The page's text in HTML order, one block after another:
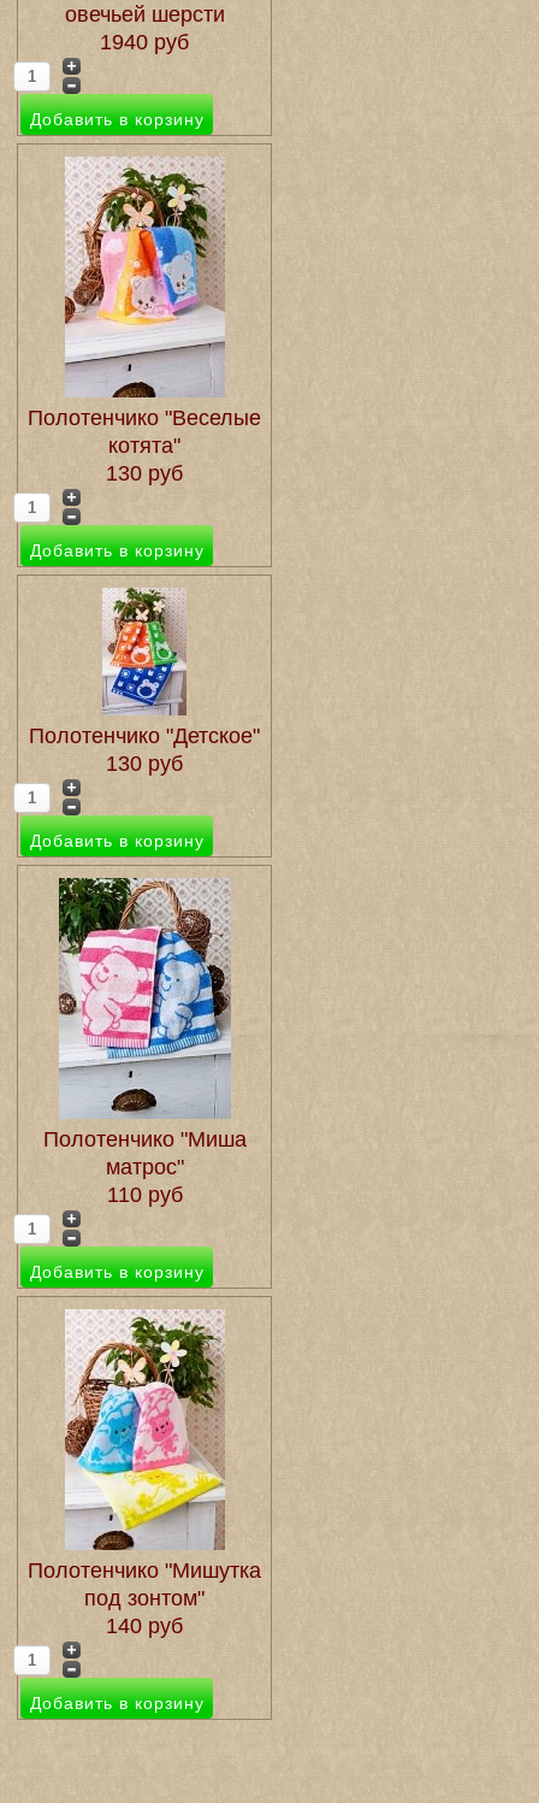
овечьей шерсти
1940 руб
Полотенчико "Веселые
котята"
130 руб
Полотенчико "Детское"
130 руб
Полотенчико "Миша
матрос"
110 руб
Полотенчико "Мишутка
под зонтом"
140 руб